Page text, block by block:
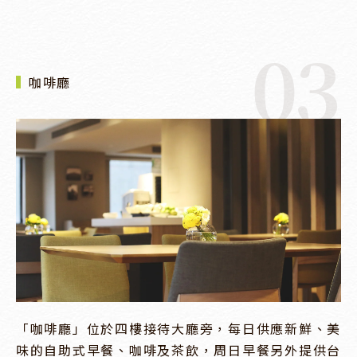
咖啡廳 03
「咖啡廳」位於四樓接待大廳旁，每日供應新鮮、美
味的自助式早餐、咖啡及茶飲，周日早餐另外提供台